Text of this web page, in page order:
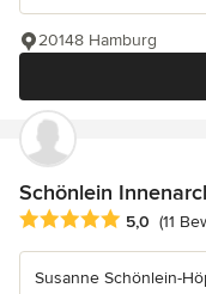
20148 Hamburg
Schönlein
Durchschnittliche
5,0 (11
Susanne Schönlein-